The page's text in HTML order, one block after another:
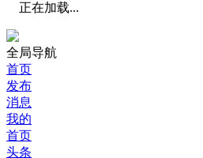
正在加载...
全局导航
首页
发布
消息
我的
首页
头条